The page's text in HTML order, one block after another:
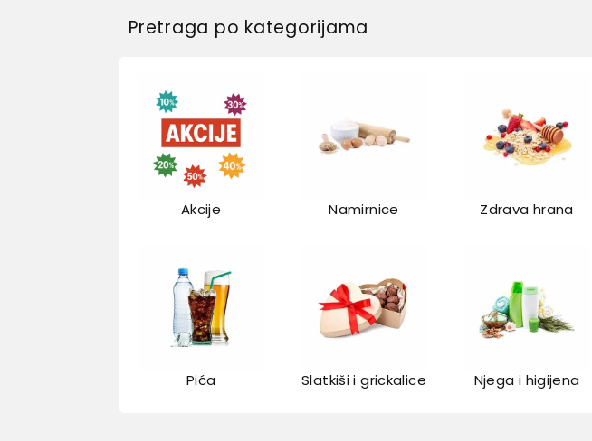
Pretraga po kategorijama
Akcije Namirnice Zdrava hrana
Pića Slatkiši i grickalice Njega i higijena